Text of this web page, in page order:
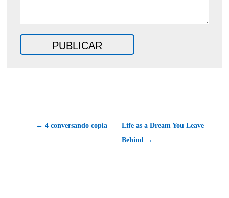
← 4 conversando copia
Life as a Dream You Leave
Behind →